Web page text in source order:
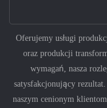
Oferujemy usługi
oraz produkcji
wymagań, nasza
satysfakcjonujący
naszym cenionym